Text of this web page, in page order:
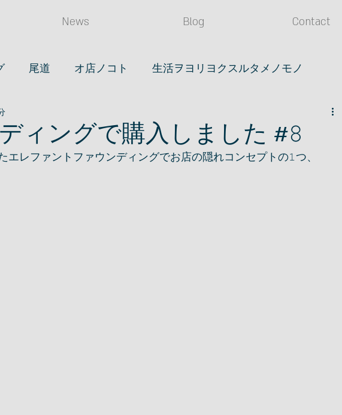
News Blog Contact
尾道 オ店ノコト 生活ヲヨリヨクスルタメノモノ
タベル) アクセサリー
ライフスタイル 映画 笠岡ノコト
ィングで購入しました #𝟾
エレファントファウンディングでお店の隠れコンセプトの𝟷つ、